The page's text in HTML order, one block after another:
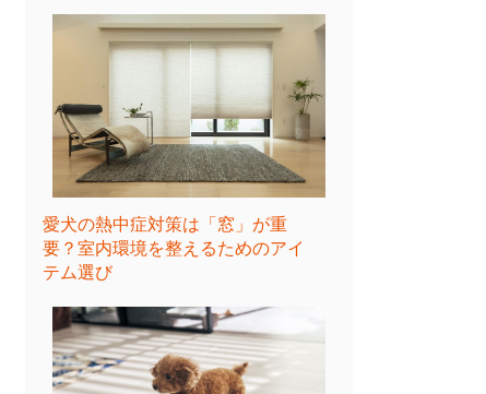
愛犬の熱中症対策は「窓」が重
要？室内環境を整えるためのアイ
テム選び